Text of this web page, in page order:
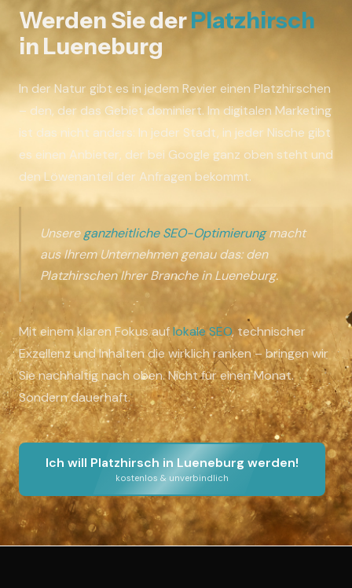
Werden Sie derPlatzhirsch
in Lueneburg
In der Natur gibt es in jedem Revier einen Platzhirschen
– den, der das Gebiet dominiert. Im digitalen Marketing
ist das nicht anders: In jeder Stadt, in jeder Nische gibt
es einen Anbieter, der bei Google ganz oben steht und
den Löwenanteil der Anfragen bekommt.
Unsereganzheitliche SEO-Optimierungmacht
aus Ihrem Unternehmen genau das: den
Platzhirschen Ihrer Branche in Lueneburg.
Mit einem klaren Fokus auflokale SEO, technischer
Exzellenz und Inhalten die wirklich ranken – bringen wir
Sie nachhaltig nach oben. Nicht für einen Monat.
Sondern dauerhaft.
Ich will Platzhirsch in Lueneburg werden!
kostenlos & unverbindlich